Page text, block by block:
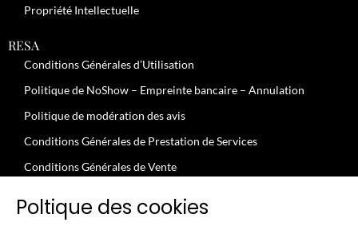
Propriété Intellectuelle
RESA
Conditions Générales d’Utilisation
Politique de NoShow – Empreinte bancaire – Annulation
Politique de modération des avis
Conditions Générales de Prestation de Services
Conditions Générales de Vente
JOBS
Conditions Générales – Clients Professionnels
Poltique des cookies